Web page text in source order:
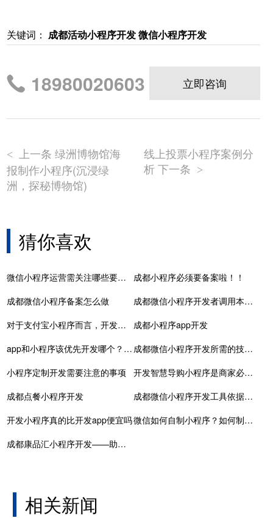
关键词：成都活动小程序开发微信小程序开发
18980020603 立即咨询
<
上一条 绿洲博物馆海
报制作小程序(沉浸绿
洲，探秘博物馆)
线上投票小程序案例分
析 下一条 >
猜你喜欢
微信小程序运营需关注哪些要点？
成都小程序必须要备案啦！！
成都微信小程序备案怎么做
成都微信小程序开发者调用本地环境小程序开发接口的五大关键步骤
对于支付宝小程序而言，开发者是第一用户
成都小程序app开发
app和小程序该优先开发哪个？让开发公司来教你选择
成都微信小程序开发所需的技术支持：从开发到维护
小程序定制开发需要注意的事项
开发智慧导购小程序是商家必不可少的工具
成都点餐小程序开发
成都微信小程序开发工具依据客户企业定制开发
开发小程序真的比开发app便宜吗
微信如何自制小程序？如何制作自己的微信小程序？
成都康品汇小程序开发——助力商家开启数字化新篇章
相关新闻